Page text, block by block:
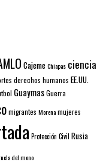
CajemeChiapas ciencia
derechos humanos EE.UU.
GuaymasGuerra
migrantes Morenamujeres
Protección Civil Rusia
del mono